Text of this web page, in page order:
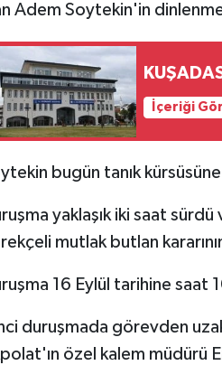
Adem Soytekin'in
İçeriği
bugün tanık
yaklaşık iki saat
mutlak butlan
16 Eylül tarihine saat
duruşmada görevden
özel kalem müdürü